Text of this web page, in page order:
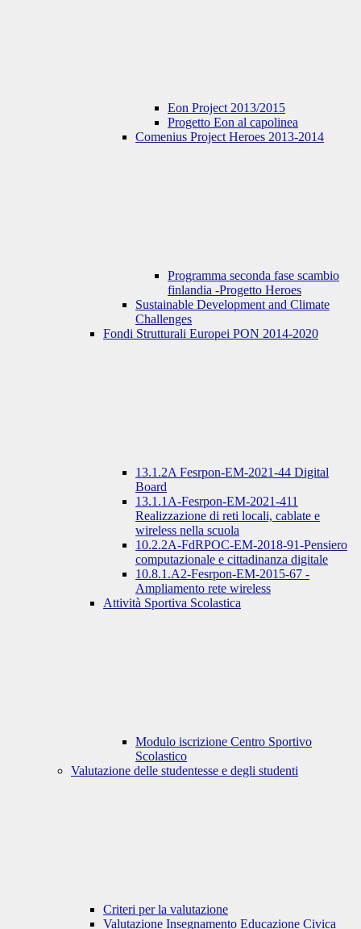
Eon Project 2013/2015
Progetto Eon al capolinea
Comenius Project Heroes 2013-2014
Programma seconda fase scambio
finlandia -Progetto Heroes
Sustainable Development and Climate
Challenges
Fondi Strutturali Europei PON 2014-2020
13.1.2A Fesrpon-EM-2021-44 Digital
Board
13.1.1A-Fesrpon-EM-2021-411
Realizzazione di reti locali, cablate e
wireless nella scuola
10.2.2A-FdRPOC-EM-2018-91-Pensiero
computazionale e cittadinanza digitale
10.8.1.A2-Fesrpon-EM-2015-67 -
Ampliamento rete wireless
Attività Sportiva Scolastica
Modulo iscrizione Centro Sportivo
Scolastico
Valutazione delle studentesse e degli studenti
Criteri per la valutazione
Valutazione Insegnamento Educazione Civica